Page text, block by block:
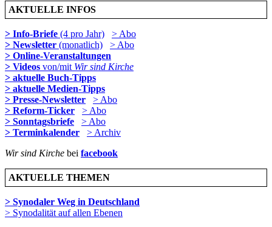
AKTUELLE INFOS
> Info-Briefe (4 pro Jahr)
> Abo
> Newsletter (monatlich)
> Abo
> Online-Veranstaltungen
> Videos von/mit Wir sind Kirche
> aktuelle Buch-Tipps
> aktuelle Medien-Tipps
> Presse-Newsletter
> Abo
> Reform-Ticker
> Abo
> Sonntagsbriefe
> Abo
> Terminkalender
> Archiv
Wir sind Kirche bei facebook
AKTUELLE THEMEN
> Synodaler Weg in Deutschland
> Synodalität auf allen Ebenen